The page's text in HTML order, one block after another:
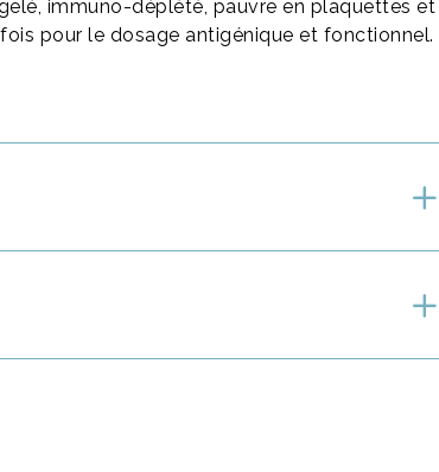
immuno-déplété, pauvre en plaquettes et
pour le dosage antigénique et fonctionnel.